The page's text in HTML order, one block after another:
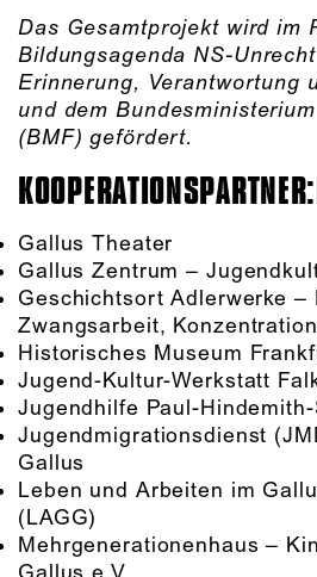
Das Gesamtprojekt wird im
Bildungsagenda NS-
Erinnerung, Verantwortung
und dem
(BMF) gefördert.
Gallus Theater
Gallus Zentrum –
Geschichtsort Adlerwerke –
Zwangsarbeit,
Historisches Museum
Jugend-Kultur-Werkstatt
Jugendhilfe Paul-
Jugendmigrationsdienst
Gallus
Leben und Arbeiten im
(LAGG)
Mehrgenerationenhaus –